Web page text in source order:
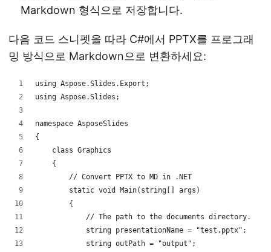
Markdown 형식으로 저장합니다.
다음 코드 스니펫을 따라 C#에서 PPTX를 프로그래
밍 방식으로 Markdown으로 변환하세요:
using Aspose.Slides.Export;
using Aspose.Slides;
namespace AsposeSlides
{
    class Graphics
    {
        // Convert PPTX to MD in .NET
        static void Main(string[] args)
        {
            // The path to the documents directory.
            string presentationName = "test.pptx";
            string outPath = "output";